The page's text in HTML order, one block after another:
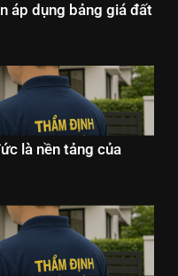
áp dụng bảng giá đất
là nền tảng của